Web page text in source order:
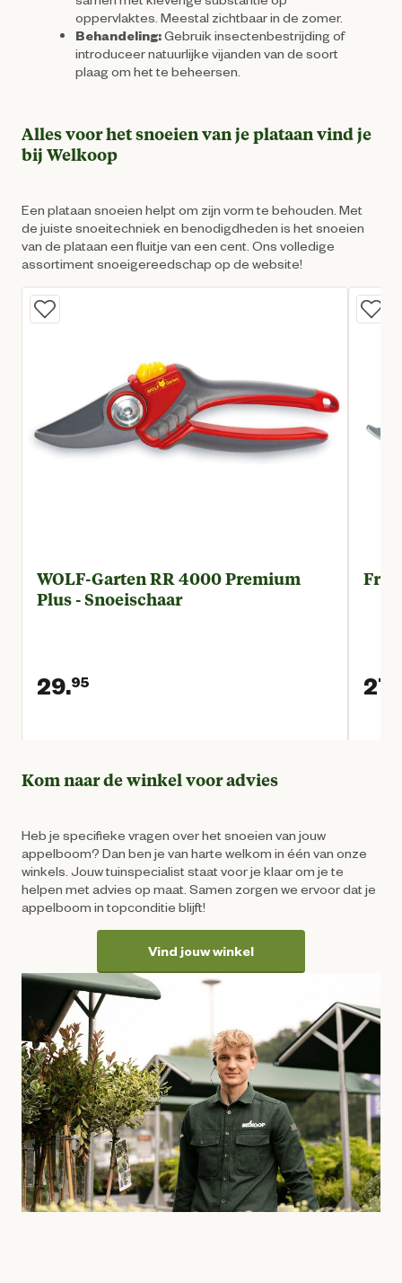
oppervlaktes. Meestal zichtbaar in de zomer.
Behandeling:Gebruik insectenbestrijding of
introduceer natuurlijke vijanden van de soort
plaag om het te beheersen.
Alles voor het snoeien van je plataan vind je
bij Welkoop
Een plataan snoeien helpt om zijn vorm te behouden. Met
de juiste snoeitechniek en benodigdheden is het snoeien
van de plataan een fluitje van een cent. Ons volledige
assortiment snoeigereedschap op de website!
WOLF-Garten RR 4000 Premium
Plus - Snoeischaar
29.95 27.
Kom naar de winkel voor advies
Heb je specifieke vragen over het snoeien van jouw
appelboom? Dan ben je van harte welkom in één van onze
winkels. Jouw tuinspecialist staat voor je klaar om je te
helpen met advies op maat. Samen zorgen we ervoor dat je
appelboom in topconditie blijft!
Vind jouw winkel